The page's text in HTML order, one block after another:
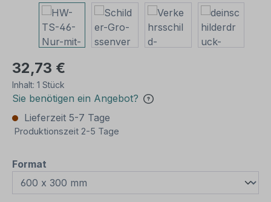
32,73 €
Inhalt: 1 Stück
Sie benötigen ein Angebot?
Lieferzeit 5-7 Tage
Produktionszeit 2-5 Tage
Format